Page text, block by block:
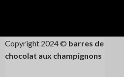
Copyright 2024 © barres de
chocolat aux champignons